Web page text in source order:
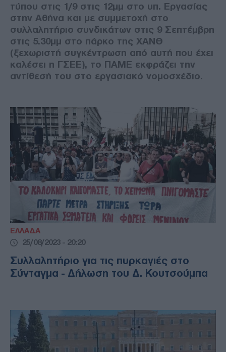
τύπου στις 1/9 στις 12μμ στο υπ. Εργασίας
στην Αθήνα και με συμμετοχή στο
συλλαλητήριο συνδικάτων στις 9 Σεπτέμβρη
στις 5.30μμ στο πάρκο της ΧΑΝΘ
(ξεχωριστή συγκέντρωση από αυτή που έχει
καλέσει η ΓΣΕΕ), το ΠΑΜΕ εκφράζει την
αντίθεσή του στο εργασιακό νομοσχέδιο.
ΕΛΛΑΔΑ
25/08/2023 - 20:20
Συλλαλητήριο για τις πυρκαγιές στο
Σύνταγμα - Δήλωση του Δ. Κουτσούμπα